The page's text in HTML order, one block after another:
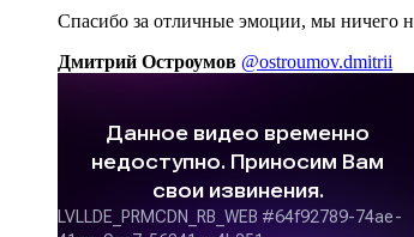
Спасибо за отличные эмоции, мы ничего
Дмитрий Остроумов @ostroumov.dmitrii